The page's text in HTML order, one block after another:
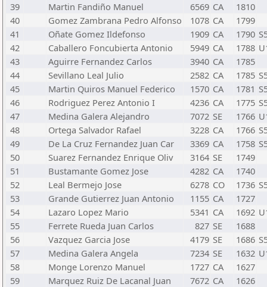
39
Martin Fandiño Manuel 6569 CA
1810
40
Gomez Zambrana Pedro Alfonso 1078 CA
1799
41
Oñate Gomez Ildefonso 1909 CA 1790
42
Caballero Foncubierta Antonio 5949 CA 1788
43
Aguirre Fernandez Carlos 3940 CA
1785
44
Sevillano Leal Julio 2582 CA 1785
45
Martin Quiros Manuel Federico 1570 CA 1781
46
Rodriguez Perez Antonio I 4236 CA 1775
47
Medina Galera Alejandro 7072 SE 1766
48
Ortega Salvador Rafael 3228 CA 1766
49
De La Cruz Fernandez Juan Car 3369 CA 1758
50
Suarez Fernandez Enrique Oliv 3164 SE
1749
51
Bustamante Gomez Jose 4282 CA
1740
52
Leal Bermejo Jose 6278 CO 1736
53
Grande Gutierrez Juan Antonio 1155 CA
1727
54
Lazaro Lopez Mario 5341 CA 1692
55
Ferrete Rueda Juan Carlos 827 SE
1688
56
Vazquez Garcia Jose 4179 SE 1686
57
Medina Galera Angela 7234 SE 1632
58
Monge Lorenzo Manuel 1727 CA
1627
59
Marquez Ruiz De Lacanal Juan 7672 CA
1626